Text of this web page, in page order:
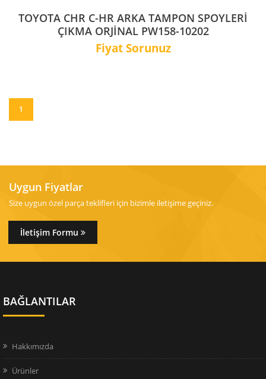
TOYOTA CHR C-HR ARKA TAMPON SPOYLERİ
ÇIKMA ORJİNAL PW158-10202
Fiyat Sorunuz
1
Uygun Fiyatlar
Size uygun özel parça teklifleri için bizimle iletişime geçiniz.
İletişim Formu
BAĞLANTILAR
Hakkımızda
Ürünler